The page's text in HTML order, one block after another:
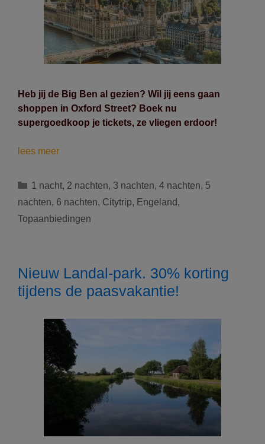
Heb jij de Big Ben al gezien? Wil jij eens gaan
shoppen in Oxford Street? Boek nu
supergoedkoop je tickets, ze vliegen erdoor!
lees meerLonden
trein
voor
slechts
Categorieën
1 nacht, 2 nachten, 3 nachten, 4 nachten, 5
nachten, 6 nachten, Citytrip, Engeland,
Topaanbiedingen
Nieuw Landal-park. 30% korting
tijdens de paasvakantie!